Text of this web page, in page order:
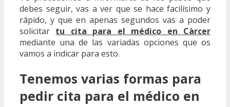
debes seguir, vas a ver que se hace facilísimo y
rápido, y que en apenas segundos vas a poder
solicitar tu cita para el médico en Càrcer
mediante una de las variadas opciones que os
vamos a indicar para esto.
Tenemos varias formas para
pedir cita para el médico en